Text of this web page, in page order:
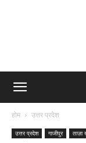
होम उत्तर प्रदेश
उत्तर प्रदेश गाजीपुर ताज़ा